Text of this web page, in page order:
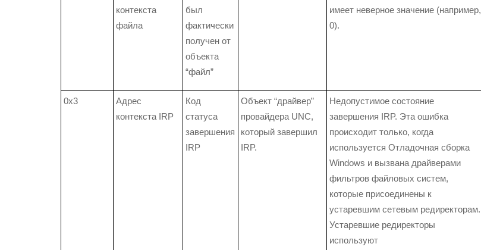
контекста
файла
был
фактически
получен от
объекта
“файл”
имеет неверное значение (например,
0).
0x3
Адрес
контекста IRP
Код
статуса
завершения
IRP
Объект “драйвер”
провайдера UNC,
который завершил
IRP.
Недопустимое состояние
завершения IRP. Эта ошибка
происходит только, когда
используется Отладочная сборка
Windows и вызвана драйверами
фильтров файловых систем,
которые присоединены к
устаревшим сетевым редиректорам.
Устаревшие редиректоры
используют